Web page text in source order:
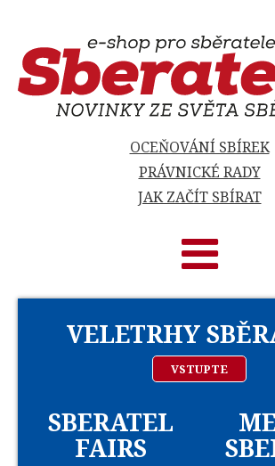
OCEŇOVÁNÍ SBÍREK
PRÁVNICKÉ RADY
JAK ZAČÍT SBÍRAT
VELETRHY
VSTUPTE
SBERATEL
FAIRS